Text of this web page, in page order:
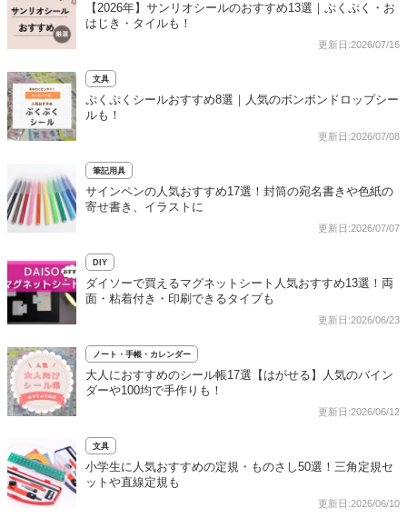
【2026年】サンリオシールのおすすめ13選｜ぷくぷく・お
はじき・タイルも！
更新日:2026/07/16
文具
ぷくぷくシールおすすめ8選｜人気のボンボンドロップシー
ルも！
更新日:2026/07/08
筆記用具
サインペンの人気おすすめ17選！封筒の宛名書きや色紙の
寄せ書き、イラストに
更新日:2026/07/07
DIY
ダイソーで買えるマグネットシート人気おすすめ13選！両
面・粘着付き・印刷できるタイプも
更新日:2026/06/23
ノート・手帳・カレンダー
大人におすすめのシール帳17選【はがせる】人気のバイン
ダーや100均で手作りも！
更新日:2026/06/12
文具
小学生に人気おすすめの定規・ものさし50選！三角定規セ
ットや直線定規も
更新日:2026/06/10